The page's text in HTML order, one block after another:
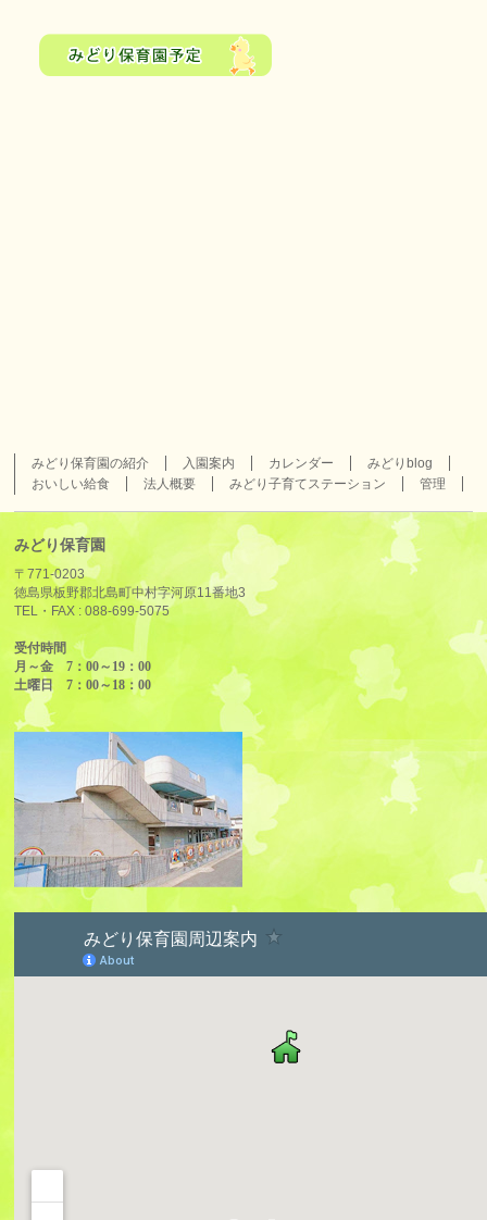
みどり保育園の紹介 入園案内 カレンダー
みどりblog
おいしい給食
法人概要 みどり子育てステーション 管理
みどり保育園
〒771-0203
徳島県板野郡北島町中村字河原11番地3
TEL・FAX :088-699-5075
受付時間
月～金 7：00～19：00
土曜日 7：00～18：00